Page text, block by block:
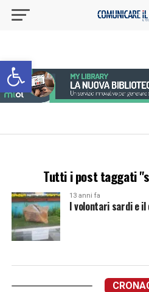
Apri la barra degli strumenti
Tutti i post taggati
13 anni fa
I volontari sardi e il